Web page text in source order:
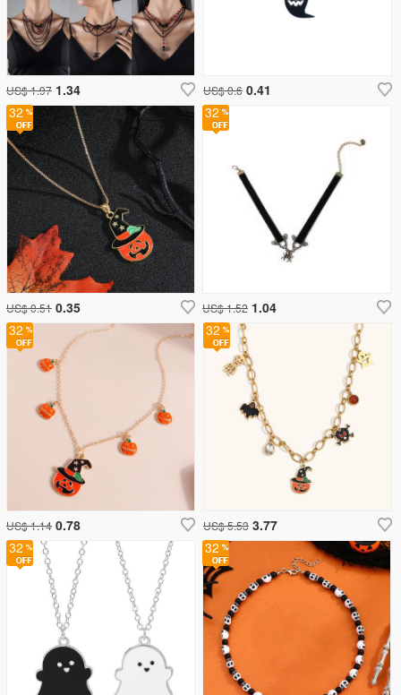
32
US$ 1.52 1.04
US$ 1.97 1.34 US$ 0.6 0.41
32
US$ 0.51 0.35
32
US$ 1.14 0.78
32
32
US$ 5.53 3.77
32